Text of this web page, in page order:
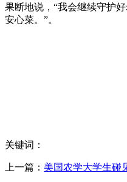
果断地说，“我会继续守护
安心菜。”。
关键词：
上一篇： 美国农学大学生碰